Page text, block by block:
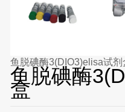
鱼脱碘酶3(DIO3)elisa试剂
鱼脱碘酶
盒